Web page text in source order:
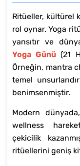
Ritüeller, kültürel
rol oynar. Yoga
yansıtır ve
Yoga Günü(21
Örneğin, mantra
temel
benimsenmiştir.
Modern
wellness
çekicilik
ritüellerini geniş